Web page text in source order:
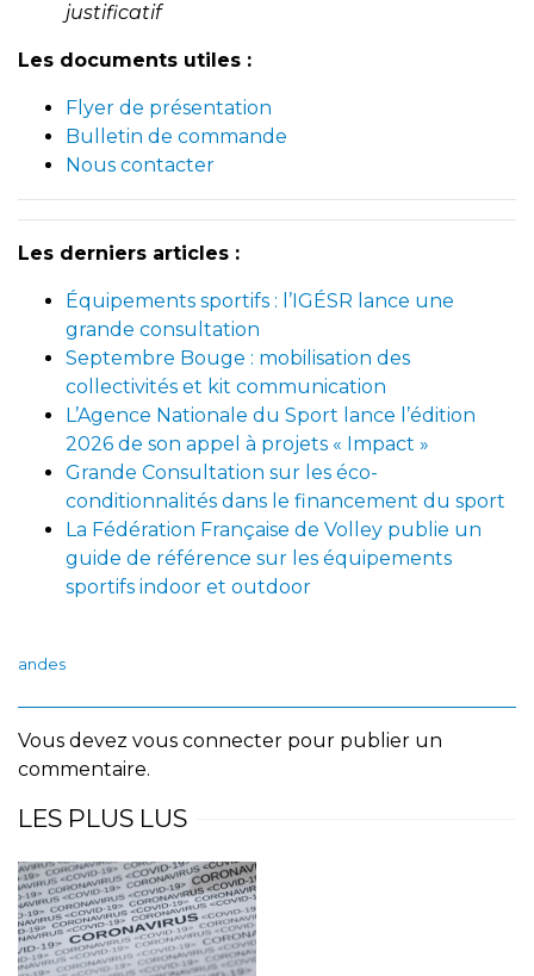
justificatif
Les documents utiles :
Flyer de présentation
Bulletin de commande
Nous contacter
Les derniers articles :
Équipements sportifs : l’IGÉSR lance une
grande consultation
Septembre Bouge : mobilisation des
collectivités et kit communication
L’Agence Nationale du Sport lance l’édition
2026 de son appel à projets « Impact »
Grande Consultation sur les éco-
conditionnalités dans le financement du sport
La Fédération Française de Volley publie un
guide de référence sur les équipements
sportifs indoor et outdoor
andes
Vous devez vous connecter pour publier un
commentaire.
LES PLUS LUS